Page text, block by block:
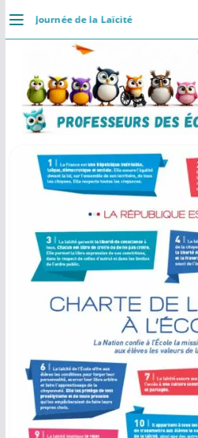
DÉCOUVRIR
Accueil
Se connecter
VIE PROFESSIONNELLE
Ressources
Agenda
CRPE
Lectures de livres
Mouvement
COMMUNAUTÉ
Groupes
Journée de la Laïcité
Passer
Professeurs des Ecoles
Communaute Ressources
Installer